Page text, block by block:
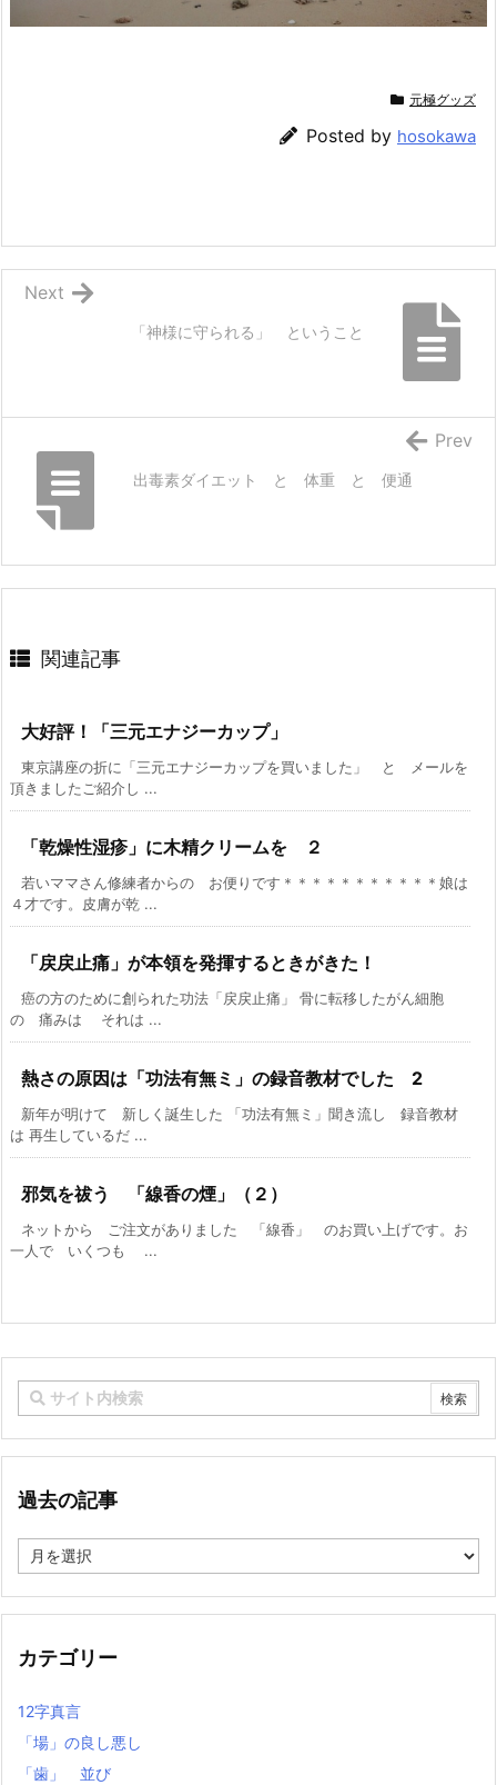
元極グッズ
Posted by hosokawa
「神様に守られる」 ということ
Next
出毒素ダイエット と 体重 と 便通
Prev
関連記事
大好評！「三元エナジーカップ」
東京講座の折に「三元エナジーカップを買いました」 と メールを
頂きましたご紹介し ...
「乾燥性湿疹」に木精クリームを ２
若いママさん修練者からの お便りです＊＊＊＊＊＊＊＊＊＊＊娘は
４才です。皮膚が乾 ...
「戻戻止痛」が本領を発揮するときがきた！
癌の方のために創られた功法「戻戻止痛」 骨に転移したがん細胞
の 痛みは それは ...
熱さの原因は「功法有無ミ」の録音教材でした 2
新年が明けて 新しく誕生した 「功法有無ミ」聞き流し 録音教材
は 再生しているだ ...
邪気を祓う 「線香の煙」（２）
ネットから ご注文がありました 「線香」 のお買い上げです。お
一人で いくつも ...
過去の記事
去
記
カテゴリー
12字真言
「場」の良し悪し
「歯」 並び